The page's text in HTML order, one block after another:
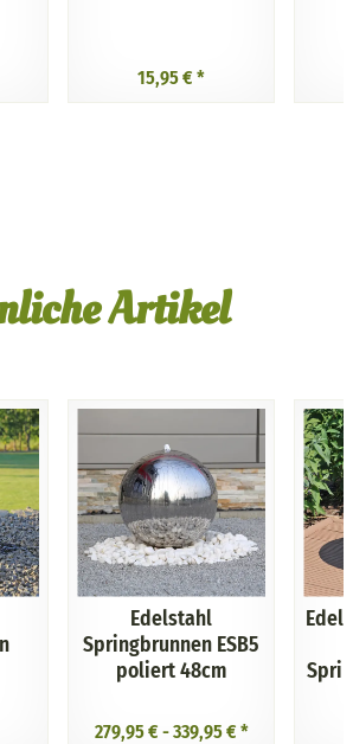
15,95 € *
Artikel
Edelstahl
Springbrunnen ESB5
poliert 48cm
279,95 € -339,95 € *